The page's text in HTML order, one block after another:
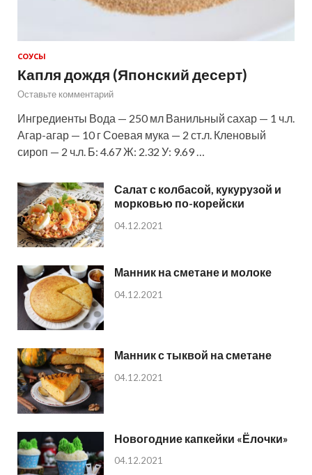
СОУСЫ
Капля дождя (Японский десерт)
Оставьте комментарий
Ингредиенты Вода — 250 мл Ванильный сахар — 1 ч.л.
Агар-агар — 10 г Соевая мука — 2 ст.л. Кленовый
сироп — 2 ч.л. Б: 4.67 Ж: 2.32 У: 9.69 …
Салат с колбасой, кукурузой и
морковью по-корейски
04.12.2021
Манник на сметане и молоке
04.12.2021
Манник с тыквой на сметане
04.12.2021
Новогодние капкейки «Ёлочки»
04.12.2021